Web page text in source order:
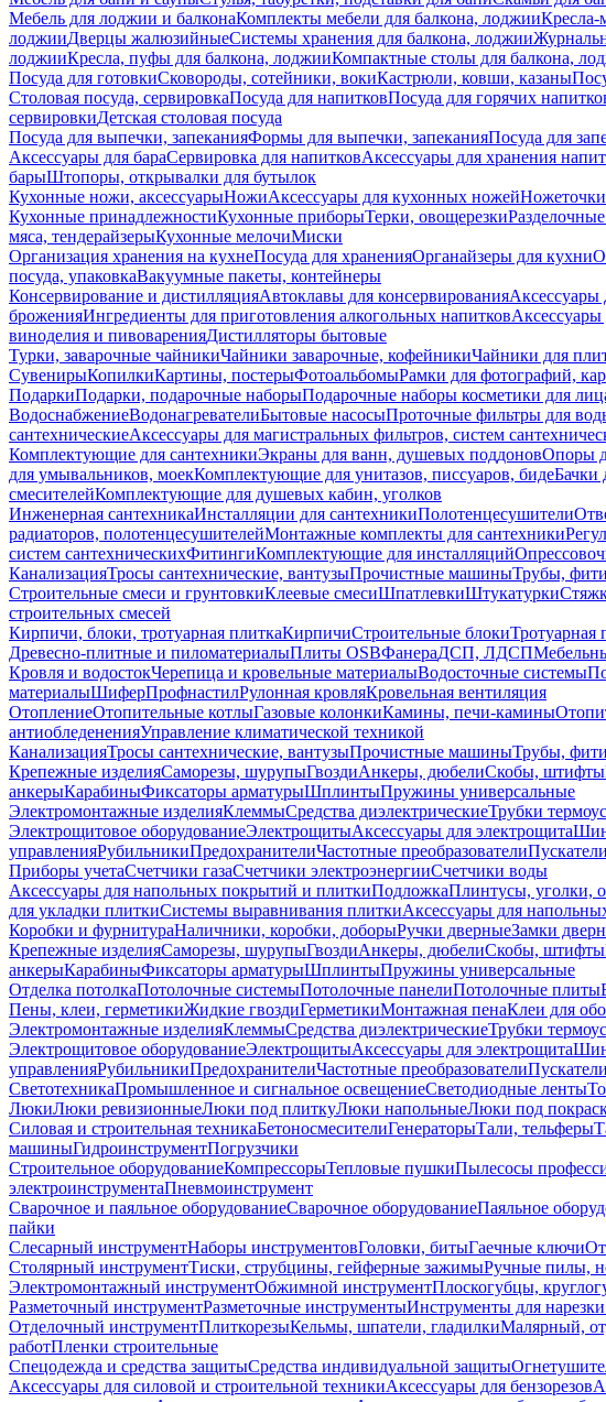
Мебель для лоджии и балконаКомплекты мебели для балкона, лоджииКресла-
лоджииДверцы жалюзийныеСистемы хранения для балкона, лоджии
лоджииКресла, пуфы для балкона, лоджииКомпактные столы для балкона,
Посуда для готовкиСковороды, сотейники, вокиКастрюли, ковши, казаны
Столовая посуда, сервировкаПосуда для напитковПосуда для горячих
сервировкиДетская столовая посуда
Посуда для выпечки, запеканияФормы для выпечки, запеканияПосуда для
Аксессуары для бараСервировка для напитковАксессуары для хранения
барыШтопоры, открывалки для бутылок
Кухонные ножи, аксессуарыНожиАксессуары для кухонных ножей
Кухонные принадлежностиКухонные приборыТерки, овощерезки
мяса, тендерайзерыКухонные мелочиМиски
Организация хранения на кухнеПосуда для храненияОрганайзеры для кухни
посуда, упаковкаВакуумные пакеты, контейнеры
Консервирование и дистилляцияАвтоклавы для консервированияАксессуары
броженияИнгредиенты для приготовления алкогольных напитковАксессуары
виноделия и пивоваренияДистилляторы бытовые
Турки, заварочные чайникиЧайники заварочные, кофейникиЧайники для
СувенирыКопилкиКартины, постерыФотоальбомыРамки для фотографий,
ПодаркиПодарки, подарочные наборыПодарочные наборы косметики для
ВодоснабжениеВодонагревателиБытовые насосыПроточные фильтры для
сантехническиеАксессуары для магистральных фильтров, систем
Комплектующие для сантехникиЭкраны для ванн, душевых поддоновОпоры
для умывальников, моекКомплектующие для унитазов, писсуаров, бидеБачки
смесителейКомплектующие для душевых кабин, уголков
Инженерная сантехникаИнсталляции для сантехникиПолотенцесушители
радиаторов, полотенцесушителейМонтажные комплекты для сантехники
систем сантехническихФитингиКомплектующие для инсталляций
КанализацияТросы сантехнические, вантузыПрочистные машиныТрубы,
Строительные смеси и грунтовкиКлеевые смесиШпатлевкиШтукатурки
строительных смесей
Кирпичи, блоки, тротуарная плиткаКирпичиСтроительные блокиТротуарная
Древесно-плитные и пиломатериалыПлиты OSBФанераДСП, ЛДСП
Кровля и водостокЧерепица и кровельные материалыВодосточные системы
материалыШиферПрофнастилРулонная кровляКровельная вентиляция
ОтоплениеОтопительные котлыГазовые колонкиКамины, печи-камины
антиобледененияУправление климатической техникой
КанализацияТросы сантехнические, вантузыПрочистные машиныТрубы,
Крепежные изделияСаморезы, шурупыГвоздиАнкеры, дюбелиСкобы, штифты
анкерыКарабиныФиксаторы арматурыШплинтыПружины универсальные
Электромонтажные изделияКлеммыСредства диэлектрическиеТрубки
Электрощитовое оборудованиеЭлектрощитыАксессуары для электрощита
управленияРубильникиПредохранителиЧастотные преобразователи
Приборы учетаСчетчики газаСчетчики электроэнергииСчетчики воды
Аксессуары для напольных покрытий и плиткиПодложкаПлинтусы, уголки,
для укладки плиткиСистемы выравнивания плиткиАксессуары для
Коробки и фурнитураНаличники, коробки, доборыРучки дверныеЗамки
Крепежные изделияСаморезы, шурупыГвоздиАнкеры, дюбелиСкобы, штифты
анкерыКарабиныФиксаторы арматурыШплинтыПружины универсальные
Отделка потолкаПотолочные системыПотолочные панелиПотолочные плиты
Пены, клеи, герметикиЖидкие гвоздиГерметикиМонтажная пенаКлеи для
Электромонтажные изделияКлеммыСредства диэлектрическиеТрубки
Электрощитовое оборудованиеЭлектрощитыАксессуары для электрощита
управленияРубильникиПредохранителиЧастотные преобразователи
СветотехникаПромышленное и сигнальное освещениеСветодиодные ленты
ЛюкиЛюки ревизионныеЛюки под плиткуЛюки напольныеЛюки под
Силовая и строительная техникаБетоносмесителиГенераторыТали, тельферы
машиныГидроинструментПогрузчики
Строительное оборудованиеКомпрессорыТепловые пушкиПылесосы
электроинструментаПневмоинструмент
Сварочное и паяльное оборудованиеСварочное оборудованиеПаяльное
пайки
Слесарный инструментНаборы инструментовГоловки, битыГаечные ключи
Столярный инструментТиски, струбцины, гейферные зажимыРучные пилы,
Электромонтажный инструментОбжимной инструментПлоскогубцы,
Разметочный инструментРазметочные инструментыИнструменты для
Отделочный инструментПлиткорезыКельмы, шпатели, гладилкиМалярный,
работПленки строительные
Спецодежда и средства защитыСредства индивидуальной защиты
Аксессуары для силовой и строительной техникиАксессуары для бензорезов